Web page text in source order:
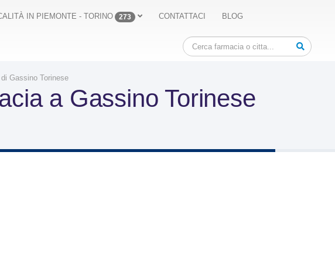
IN PIEMONTE - TORINO 273 CONTATTACI BLOG
Gassino Torinese
a Gassino Torinese